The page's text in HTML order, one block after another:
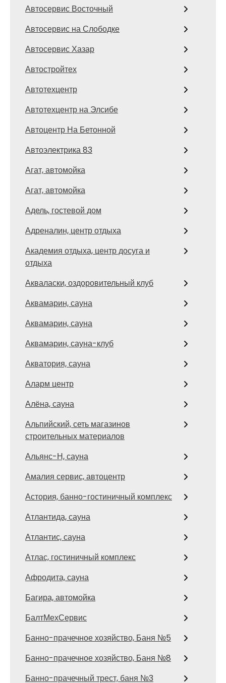
Автосервис Восточный
Автосервис на Слободке
Автосервис Хазар
Автостройтех
Автотехцентр
Автотехцентр на Элсибе
Автоцентр На Бетонной
Автоэлектрика 83
Агат, автомойка
Агат, автомойка
Адель, гостевой дом
Адреналин, центр отдыха
Академия отдыха, центр досуга и
отдыха
Акваласки, оздоровительный клуб
Аквамарин, сауна
Аквамарин, сауна
Аквамарин, сауна-клуб
Акватория, сауна
Аларм центр
Алёна, сауна
Альпийский, сеть магазинов
строительных материалов
Альянс-Н, сауна
Амалия сервис, автоцентр
Астория, банно-гостиничный комплекс
Атлантида, сауна
Атлантис, сауна
Атлас, гостиничный комплекс
Афродита, сауна
Багира, автомойка
БалтМехСервис
Банно-прачечное хозяйство, Баня №5
Банно-прачечное хозяйство, Баня №8
Банно-прачечный трест, баня №3